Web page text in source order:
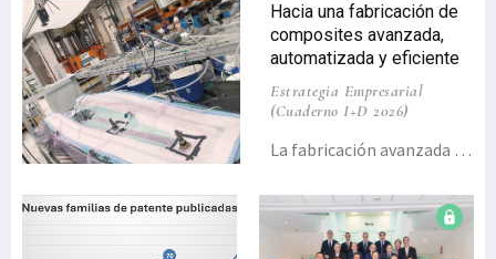
Hacia una fabricación de
composites avanzada,
automatizada y eficiente
Estrategia Empresarial
(Cuaderno I+D 2026)
La fabricación avanzada de
hacia procesos más
automatizados,
monitorizados y con